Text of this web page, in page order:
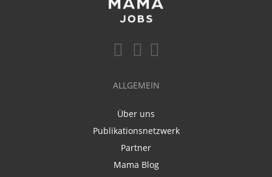
ALLGEMEIN
Über uns
Publikationsnetzwerk
Partner
Mama Blog